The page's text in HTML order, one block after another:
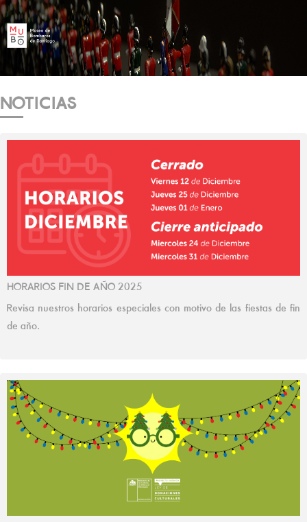
NOTICIAS
HORARIOS FIN DE AÑO 2025
Revisa nuestros horarios especiales con motivo de las fiestas de fin
de año.